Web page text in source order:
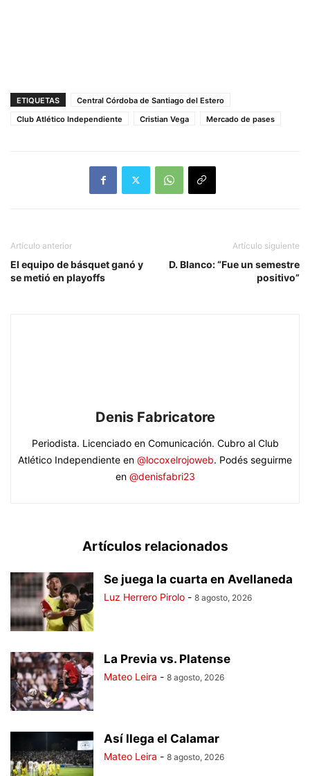
ETIQUETAS
Central Córdoba de Santiago del Estero
Club Atlético Independiente
Cristian Vega Mercado de pases
Artículo anterior
El equipo de básquet ganó y
se metió en playoffs
Artículo siguiente
D. Blanco: “Fue un semestre
positivo”
Denis Fabricatore
Periodista. Licenciado en Comunicación. Cubro al Club
Atlético Independiente en @locoxelrojoweb. Podés seguirme
en @denisfabri23
Artículos relacionados
Se juega la cuarta en Avellaneda
Luz Herrero Pirolo - 8 agosto, 2026
La Previa vs. Platense
Mateo Leira - 8 agosto, 2026
Así llega el Calamar
Mateo Leira - 8 agosto, 2026